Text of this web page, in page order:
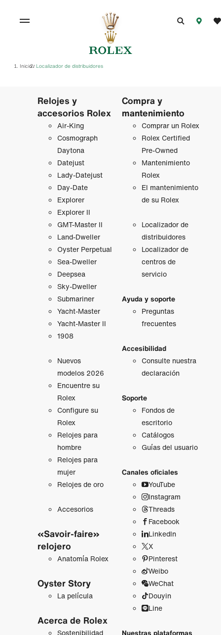
Inicio/ Localizador de distribuidores
Relojes y
accesorios Rolex
Air‑King
Cosmograph
Daytona
Datejust
Lady‑Datejust
Day-Date
Explorer
Explorer II
GMT‑Master II
Land-Dweller
Oyster Perpetual
Sea-Dweller
Deepsea
Sky-Dweller
Submariner
Yacht-Master
Yacht-Master II
1908
Nuevos
modelos 2026
Encuentre su
Rolex
Configure su
Rolex
Relojes para
hombre
Relojes para
mujer
Relojes de oro
Accesorios
«Savoir-faire»
relojero
Anatomía Rolex
Oyster Story
La película
Acerca de Rolex
Sostenibilidad
Compra y
mantenimiento
Comprar un Rolex
Rolex Certified
Pre-Owned
Mantenimiento
Rolex
El mantenimiento
de su Rolex
Localizador de
distribuidores
Localizador de
centros de
servicio
Ayuda y soporte
Preguntas
frecuentes
Accesibilidad
Consulte nuestra
declaración
Soporte
Fondos de
escritorio
Catálogos
Guías del usuario
Canales oficiales
YouTube
Instagram
Threads
Facebook
LinkedIn
X
Pinterest
Weibo
WeChat
Douyin
Line
Nuestras plataformas